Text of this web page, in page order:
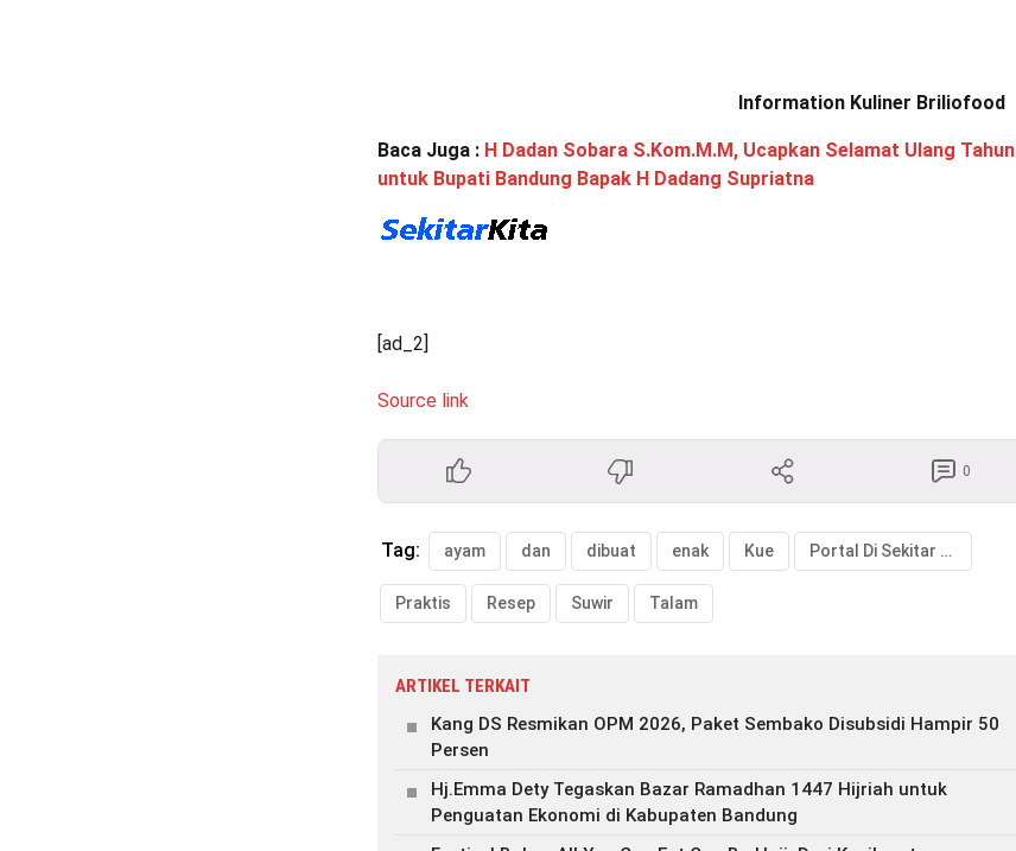
Information Kuliner Briliofood
Baca Juga : H Dadan Sobara S.Kom.M.M, Ucapkan Selamat Ulang Tahun
untuk Bupati Bandung Bapak H Dadang Supriatna
[ad_2]
Source link
0
Tag: ayam dan dibuat enak Kue Portal Di Sekitar Kita
Praktis Resep Suwir Talam
ARTIKEL TERKAIT
Kang DS Resmikan OPM 2026, Paket Sembako Disubsidi Hampir 50
Persen
Hj.Emma Dety Tegaskan Bazar Ramadhan 1447 Hijriah untuk
Penguatan Ekonomi di Kabupaten Bandung